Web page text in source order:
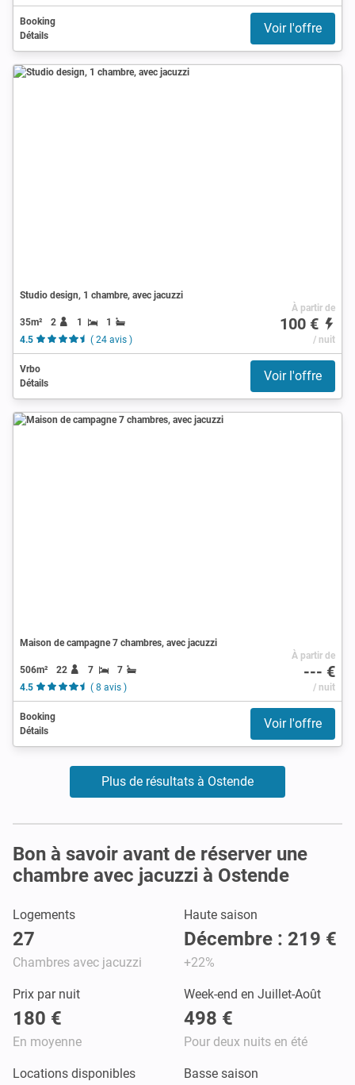
Booking
Détails
Voir l'offre
Studio design, 1 chambre, avec jacuzzi
35m² 2 1
1
4.5
( 24 avis )
À partir de
100 €
/ nuit
Vrbo
Détails
Voir l'offre
Maison de campagne 7 chambres, avec jacuzzi
506m² 22 7
7
4.5
( 8 avis )
À partir de
--- €
/ nuit
Booking
Détails
Voir l'offre
Plus de résultats à Ostende
Bon à savoir avant de réserver une
chambre avec jacuzzi à Ostende
Logements
27
Chambres avec jacuzzi
Haute saison
Décembre : 219 €
+22%
Prix par nuit
180 €
En moyenne
Week-end en Juillet-Août
498 €
Pour deux nuits en été
Locations disponibles Basse saison